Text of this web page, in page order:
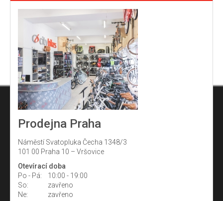
Prodejna Praha
Náměstí Svatopluka Čecha 1348/3
101 00 Praha 10 – Vršovice
Otevírací doba
Po - Pá:
10:00 - 19:00
So:
zavřeno
Ne:
zavřeno